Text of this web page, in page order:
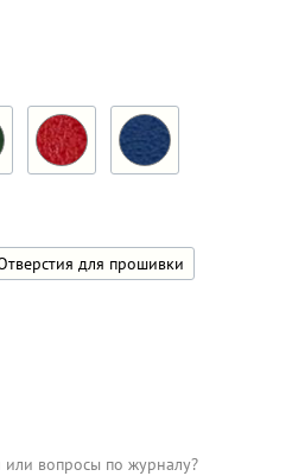
для прошивки
или вопросы по журналу?